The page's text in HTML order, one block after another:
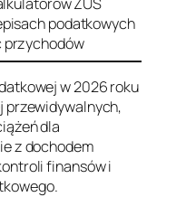
podatkowych
przychodów
w 2026 roku
przewidywalnych,
dla
z dochodem
finansów i